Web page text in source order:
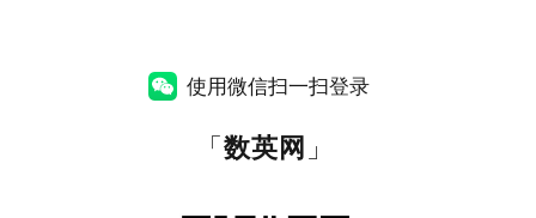
使用微信扫一扫登录
「数英网 」